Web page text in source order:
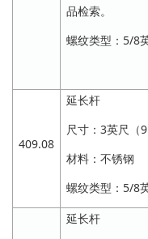
品检索。
螺纹类型：5/8
409.08
延长杆
尺寸：3英尺（
材料：不锈钢
螺纹类型：5/8
延长杆